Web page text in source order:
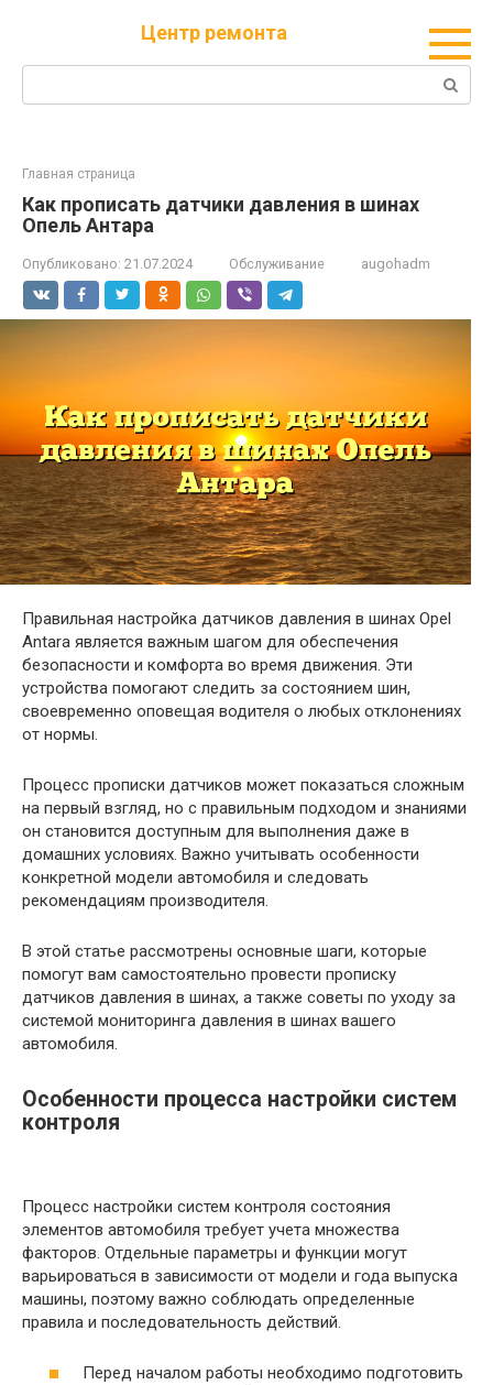
Центр ремонта
Поиск:
Главная страница
Как прописать датчики давления в шинах
Опель Антара
Опубликовано: 21.07.2024 Обслуживание augohadm
Правильная настройка датчиков давления в шинах Opel
Antara является важным шагом для обеспечения
безопасности и комфорта во время движения. Эти
устройства помогают следить за состоянием шин,
своевременно оповещая водителя о любых отклонениях
от нормы.
Процесс прописки датчиков может показаться сложным
на первый взгляд, но с правильным подходом и знаниями
он становится доступным для выполнения даже в
домашних условиях. Важно учитывать особенности
конкретной модели автомобиля и следовать
рекомендациям производителя.
В этой статье рассмотрены основные шаги, которые
помогут вам самостоятельно провести прописку
датчиков давления в шинах, а также советы по уходу за
системой мониторинга давления в шинах вашего
автомобиля.
Особенности процесса настройки систем
контроля
Процесс настройки систем контроля состояния
элементов автомобиля требует учета множества
факторов. Отдельные параметры и функции могут
варьироваться в зависимости от модели и года выпуска
машины, поэтому важно соблюдать определенные
правила и последовательность действий.
Перед началом работы необходимо подготовить